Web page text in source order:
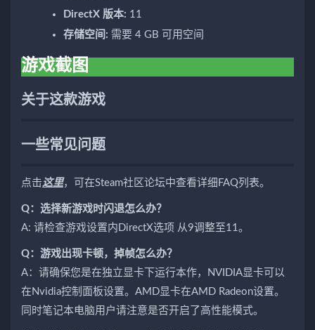
DirectX 版本: 11
存储空间: 需要 4 GB 可用空间
游戏截图
关于这款游戏
一些常见问题
点击这里，可在Steam社区论坛中查看详细FAQ列表。
Q：选择新游戏时闪退怎么办？
A: 请检查游戏设置内DirectX选项 从9调整至11。
Q：游戏出现卡顿，掉帧怎么办？
A：请确保您是在独立显卡下运行本作，NVIDIA显卡可以
在Nvidia控制面板设置。AMD显卡在AMD Radeon设置。
同时笔记本电脑用户请注意是否开启了高性能模式。